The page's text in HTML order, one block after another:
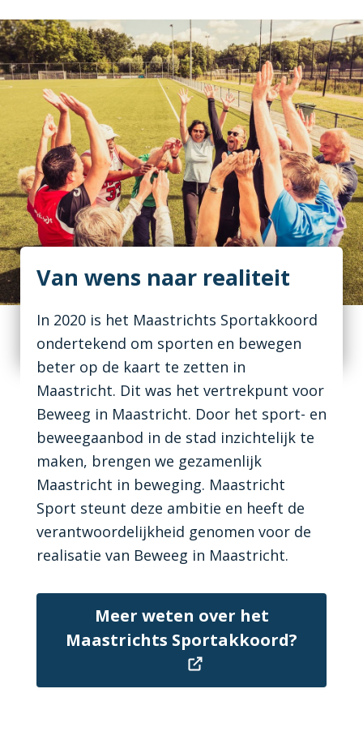
Van wens naar realiteit
In 2020 is het Maastrichts Sportakkoord
ondertekend om sporten en bewegen
beter op de kaart te zetten in
Maastricht. Dit was het vertrekpunt voor
Beweeg in Maastricht. Door het sport- en
beweegaanbod in de stad inzichtelijk te
maken, brengen we gezamenlijk
Maastricht in beweging. Maastricht
Sport steunt deze ambitie en heeft de
verantwoordelijkheid genomen voor de
realisatie van Beweeg in Maastricht.
Meer weten over het
Maastrichts Sportakkoord?